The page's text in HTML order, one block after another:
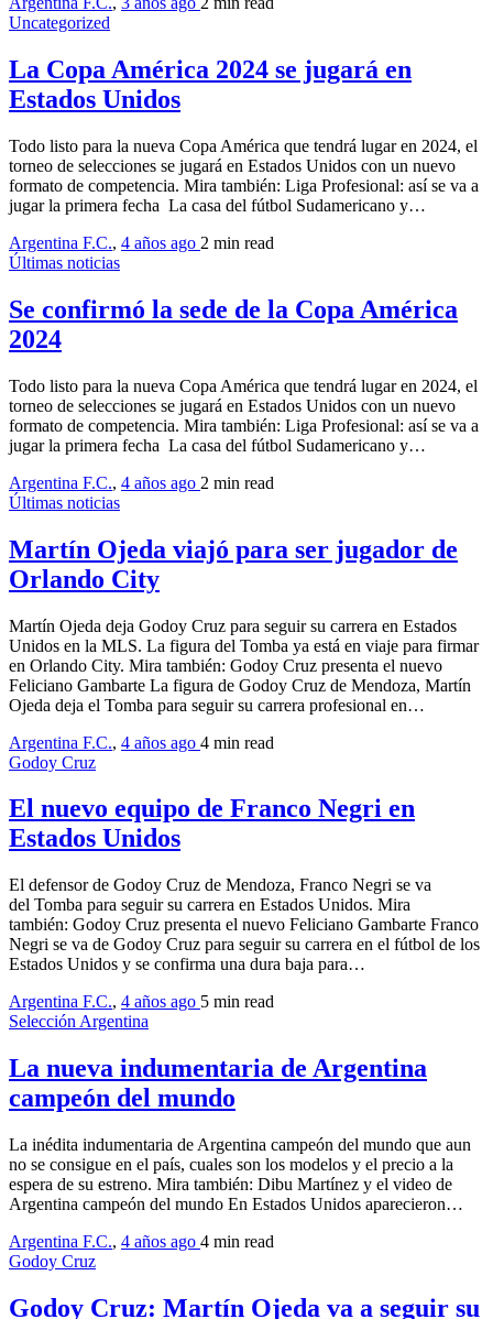
Uncategorized
La Copa América 2024 se jugará en
Estados Unidos
Todo listo para la nueva Copa América que tendrá lugar en 2024, el
torneo de selecciones se jugará en Estados Unidos con un nuevo
formato de competencia. Mira también: Liga Profesional: así se va a
jugar la primera fecha La casa del fútbol Sudamericano y…
Argentina F.C., 4 años ago 2 min read
Últimas noticias
Se confirmó la sede de la Copa América
2024
Todo listo para la nueva Copa América que tendrá lugar en 2024, el
torneo de selecciones se jugará en Estados Unidos con un nuevo
formato de competencia. Mira también: Liga Profesional: así se va a
jugar la primera fecha La casa del fútbol Sudamericano y…
Argentina F.C., 4 años ago 2 min read
Últimas noticias
Martín Ojeda viajó para ser jugador de
Orlando City
Martín Ojeda deja Godoy Cruz para seguir su carrera en Estados
Unidos en la MLS. La figura del Tomba ya está en viaje para firmar
en Orlando City. Mira también: Godoy Cruz presenta el nuevo
Feliciano Gambarte La figura de Godoy Cruz de Mendoza, Martín
Ojeda deja el Tomba para seguir su carrera profesional en…
Argentina F.C., 4 años ago 4 min read
Godoy Cruz
El nuevo equipo de Franco Negri en
Estados Unidos
El defensor de Godoy Cruz de Mendoza, Franco Negri se va
del Tomba para seguir su carrera en Estados Unidos. Mira
también: Godoy Cruz presenta el nuevo Feliciano Gambarte Franco
Negri se va de Godoy Cruz para seguir su carrera en el fútbol de los
Estados Unidos y se confirma una dura baja para…
Argentina F.C., 4 años ago 5 min read
Selección Argentina
La nueva indumentaria de Argentina
campeón del mundo
La inédita indumentaria de Argentina campeón del mundo que aun
no se consigue en el país, cuales son los modelos y el precio a la
espera de su estreno. Mira también: Dibu Martínez y el video de
Argentina campeón del mundo En Estados Unidos aparecieron…
Argentina F.C., 4 años ago 4 min read
Godoy Cruz
Godoy Cruz: Martín Ojeda va a seguir su